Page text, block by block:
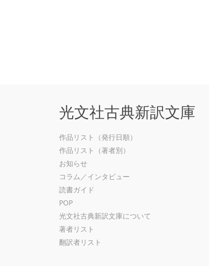
光文社古典新訳文庫
作品リスト（発行日順）
作品リスト（著者別）
お知らせ
コラム／インタビュー
読書ガイド
POP
光文社古典新訳文庫について
著者リスト
翻訳者リスト